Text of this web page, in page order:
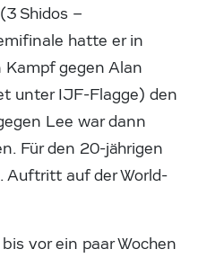
Shidos –
hatte er in
gegen Alan
unter IJF-Flagge) den
Lee war dann
Für den 20-jährigen
Auftritt auf der World-
vor ein paar Wochen